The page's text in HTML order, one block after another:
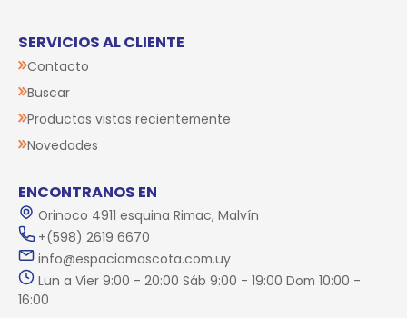
SERVICIOS AL CLIENTE
Contacto
Buscar
Productos vistos recientemente
Novedades
ENCONTRANOS EN
Orinoco 4911 esquina Rimac, Malvín
+(598) 2619 6670
info@espaciomascota.com.uy
Lun a Vier 9:00 - 20:00 Sáb 9:00 - 19:00 Dom 10:00 -
16:00